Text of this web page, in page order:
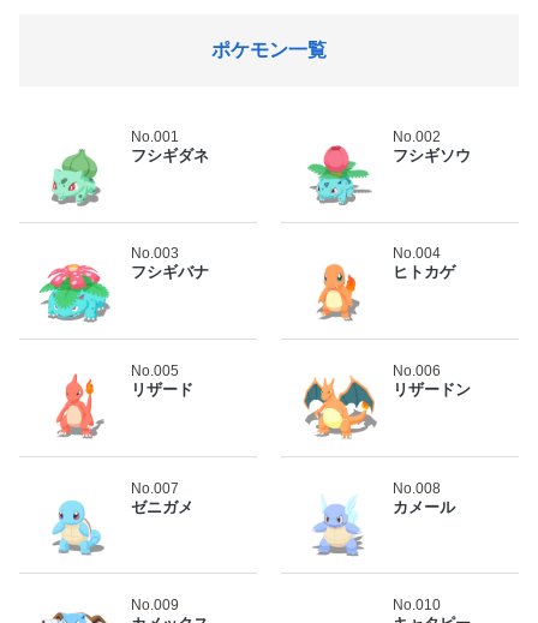
ポケモン一覧
No.001
フシギダネ
No.002
フシギソウ
No.003
フシギバナ
No.004
ヒトカゲ
No.005
リザード
No.006
リザードン
No.007
ゼニガメ
No.008
カメール
No.009 No.010